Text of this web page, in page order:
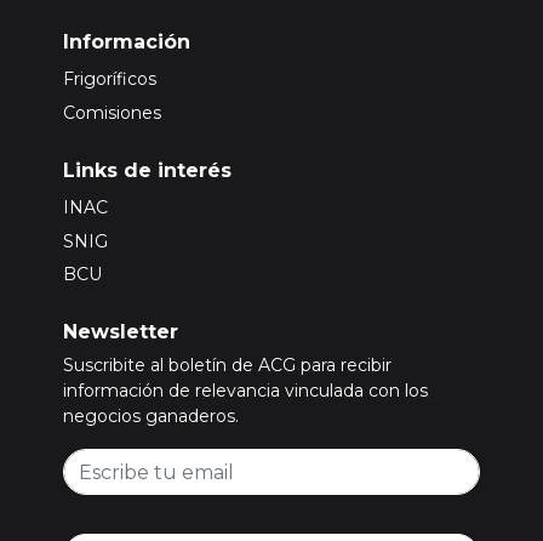
Información
Frigoríficos
Comisiones
Links de interés
INAC
SNIG
BCU
Newsletter
Suscribite al boletín de ACG para recibir
información de relevancia vinculada con los
negocios ganaderos.